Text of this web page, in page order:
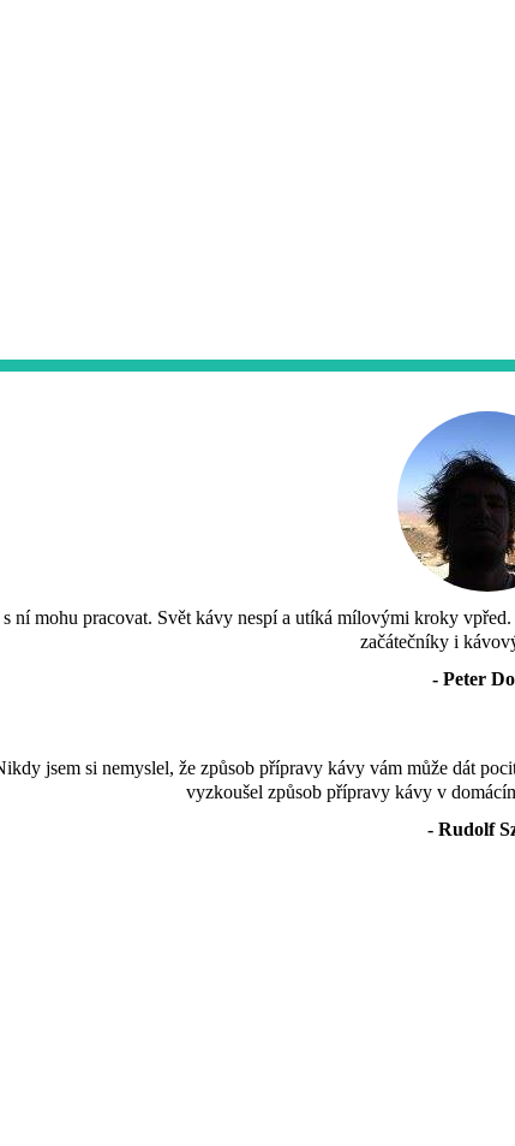
ní mohu pracovat. Svět kávy nespí a utíká mílovými kroky
začátečníky i
- Peter
jsem si nemyslel, že způsob přípravy kávy vám může dát
vyzkoušel způsob přípravy kávy v
- Rudolf